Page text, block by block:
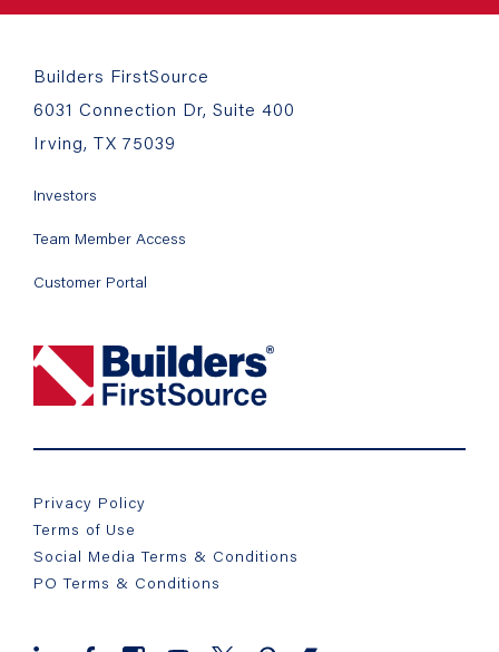
Builders FirstSource
6031 Connection Dr, Suite 400
Irving, TX 75039
Investors
Team Member Access
Customer Portal
Privacy Policy
Terms of Use
Social Media Terms & Conditions
PO Terms & Conditions